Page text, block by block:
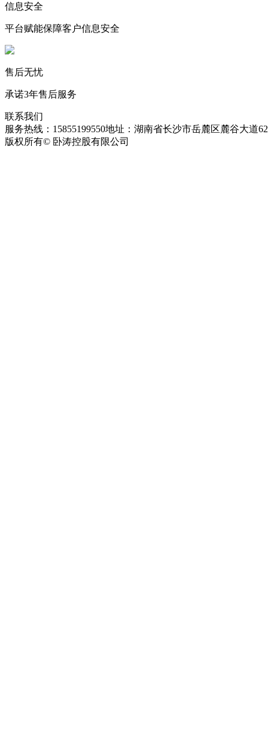
信息安全
平台赋能保障客户信息安全
售后无忧
承诺3年售后服务
联系我们
服务热线：15855199550地址：湖南省长沙市岳麓区麓谷大道
版权所有© 卧涛控股有限公司